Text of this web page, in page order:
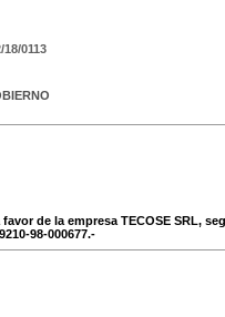
18/0113
de la empresa TECOSE SRL,
98-000677.-